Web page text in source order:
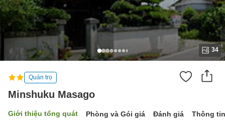
34
Quán trọ
Minshuku Masago
Giới thiệu tổng quát Phòng và Gói giá Đánh giá Thông